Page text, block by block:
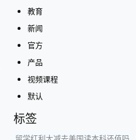
教育
新闻
官方
产品
视频课程
默认
标签